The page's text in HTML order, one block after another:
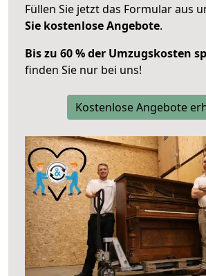
Füllen Sie jetzt das Formular aus
Sie kostenlose Angebote.
Bis zu 60 % der Umzugskosten
finden Sie nur bei uns!
Kostenlose Angebote